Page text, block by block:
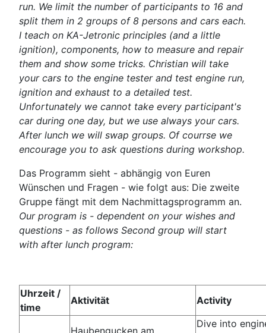
run. We limit the number of participants to 16 and
split them in 2 groups of 8 persons and cars each.
I teach on KA-Jetronic principles (and a little
ignition), components, how to measure and repair
them and show some tricks. Christian will take
your cars to the engine tester and test engine run,
ignition and exhaust to a detailed test.
Unfortunately we cannot take every participant's
car during one day, but we use always your cars.
After lunch we will swap groups. Of courrse we
encourage you to ask questions during workshop.
Das Programm sieht - abhängig von Euren
Wünschen und Fragen - wie folgt aus: Die zweite
Gruppe fängt mit dem Nachmittagsprogramm an.
Our program is - dependent on your wishes and
questions - as follows Second group will start
with after lunch program:
Uhrzeit /
time
Aktivität Activity
Haubengucken am
Dive into